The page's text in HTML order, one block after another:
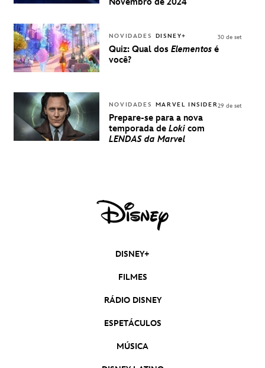
UMA
DISNEY
Novembro de 2024
NOVIDADES DISNEY+
Quiz: Qual dos Elementos é
você?
30 de set
NOVIDADES MARVEL INSIDER
Prepare-se para a nova
temporada de Loki com
LENDAS da Marvel
29 de set
DISNEY+
FILMES
RÁDIO DISNEY
ESPETÁCULOS
MÚSICA